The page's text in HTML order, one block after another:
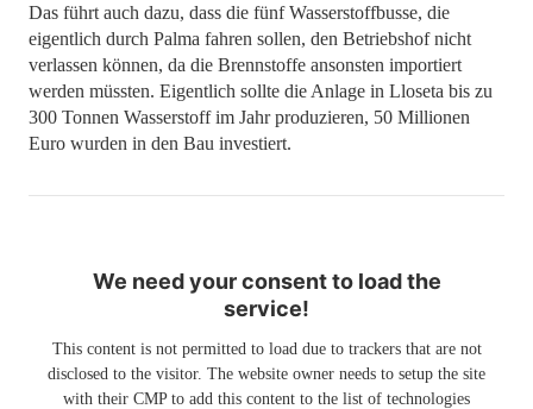
Das führt auch dazu, dass die fünf Wasserstoffbusse, die
eigentlich durch Palma fahren sollen, den Betriebshof nicht
verlassen können, da die Brennstoffe ansonsten importiert
werden müssten. Eigentlich sollte die Anlage in Lloseta bis zu
300 Tonnen Wasserstoff im Jahr produzieren, 50 Millionen
Euro wurden in den Bau investiert.
We need your consent to load the
service!
This content is not permitted to load due to trackers that are not
disclosed to the visitor. The website owner needs to setup the site
with their CMP to add this content to the list of technologies